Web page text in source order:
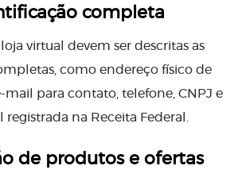
completa
virtual devem ser descritas as
como endereço físico de
mail para contato, telefone, CNPJ e
registrada na Receita Federal.
de produtos e ofertas